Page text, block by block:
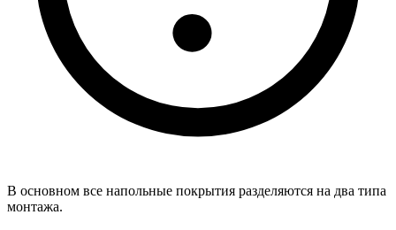
В основном все напольные покрытия разделяются на два типа
монтажа.